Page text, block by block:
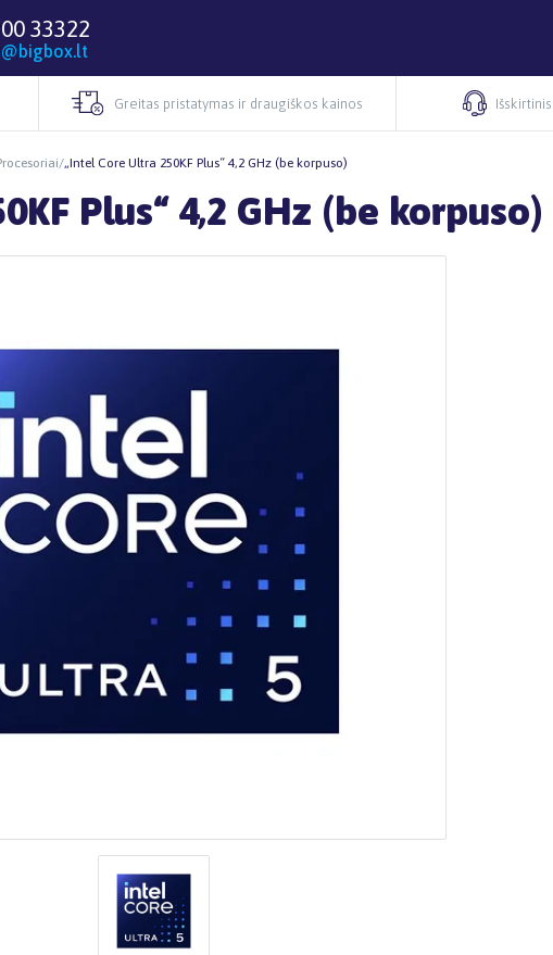
33322
Greitas pristatymas ir draugiškos kainos
/„Intel Core Ultra 250KF Plus“ 4,2 GHz (be korpuso)
Plus“ 4,2 GHz (be korpuso)